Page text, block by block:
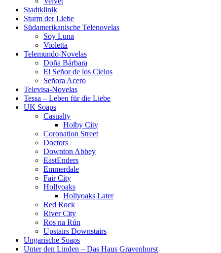
Stadtklinik
Sturm der Liebe
Südamerikanische Telenovelas
Soy Luna
Violetta
Telemundo-Novelas
Doña Bárbara
El Señor de los Cielos
Señora Acero
Televisa-Novelas
Tessa – Leben für die Liebe
UK Soaps
Casualty
Holby City
Coronation Street
Doctors
Downton Abbey
EastEnders
Emmerdale
Fair City
Hollyoaks
Hollyoaks Later
Red Rock
River City
Ros na Rún
Upstairs Downstairs
Ungarische Soaps
Unter den Linden – Das Haus Gravenhorst